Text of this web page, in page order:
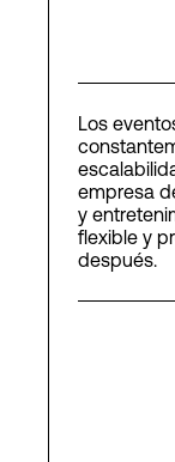
Los
empresa
y
flexible y
después.